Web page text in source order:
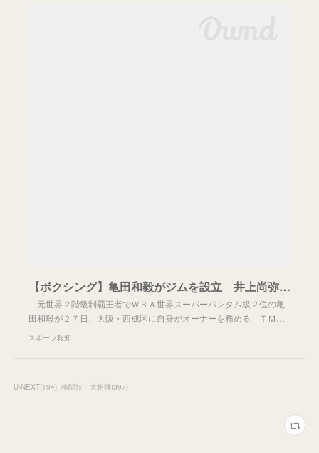
【ボクシング】亀田和毅がジムを設立 井上尚弥戦に意欲「実現すれば勝つ自信がある」
元世界２階級制覇王者でＷＢＡ世界スーパーバンタム級２位の亀
田和毅が２７日、大阪・西成区に自身がオーナーを務める「ＴＭ…
スポーツ報知
U-NEXT(194) 格闘技・大相撲(397)